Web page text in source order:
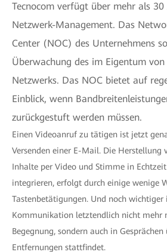
Tecnocom verfügt über mehr als
Netzwerk-Management. Das
Center (NOC) des Unternehmens
Überwachung des im Eigentum von
Netzwerks. Das NOC bietet auf
Einblick, wenn
zurückgestuft werden müssen.
Einen Videoanruf zu tätigen ist jetzt
Versenden einer E-Mail. Die Herstellung
Inhalte per Video und Stimme in
integrieren, erfolgt durch einige wenige
Tastenbetätigungen. Und noch wichtiger
Kommunikation letztendlich nicht mehr
Begegnung, sondern auch in
Entfernungen stattfindet.